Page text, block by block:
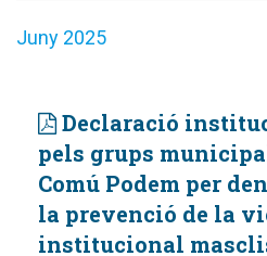
Juny 2025
Declaració
pels grups
Comú Podem per
la prevenció de la
institucional